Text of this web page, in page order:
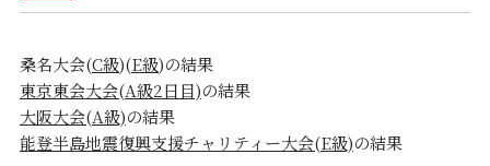
桑名大会(C級)(E級)の結果
東京東会大会(A級2日目)の結果
大阪大会(A級)の結果
能登半島地震復興支援チャリティー大会(E級)の結果